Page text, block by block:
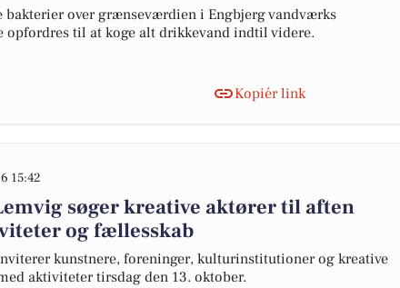
bakterier over grænseværdien i Engbjerg vandværks
opfordres til at koge alt drikkevand indtil videre.
Kopiér link
15:42
søger kreative aktører til aften
og fællesskab
kunstnere, foreninger, kulturinstitutioner og kreative
aktiviteter tirsdag den 13. oktober.